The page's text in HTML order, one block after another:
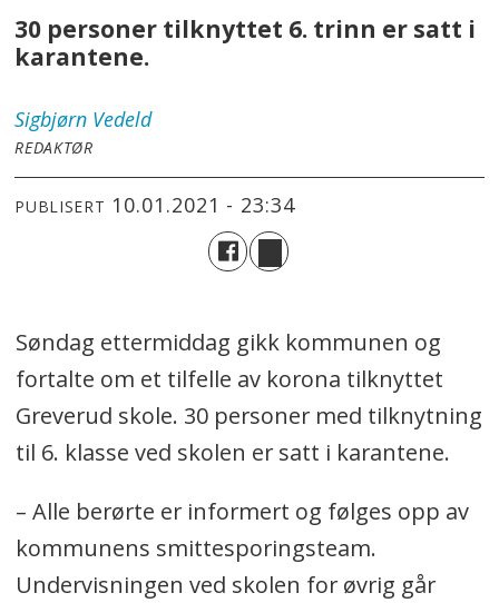
30 personer tilknyttet 6. trinn er satt i
karantene.
Sigbjørn Vedeld
REDAKTØR
PUBLISERT 10.01.2021 - 23:34
Søndag ettermiddag gikk kommunen og
fortalte om et tilfelle av korona tilknyttet
Greverud skole. 30 personer med tilknytning
til 6. klasse ved skolen er satt i karantene.
– Alle berørte er informert og følges opp av
kommunens smittesporingsteam.
Undervisningen ved skolen for øvrig går